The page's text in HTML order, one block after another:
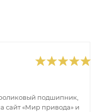
подшипник,
сайт «Мир привода» и